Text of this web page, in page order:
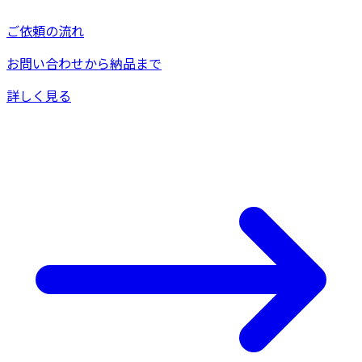
ご依頼の流れ
お問い合わせから納品まで
詳しく見る